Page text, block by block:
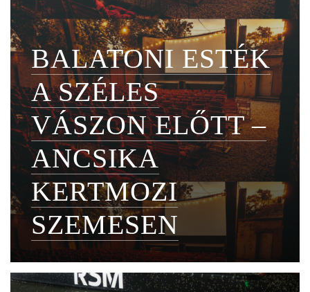
BALATONI ESTÉK
A SZÉLES
VÁSZON ELŐTT –
ANCSIKA
KERTMOZI
SZEMESEN